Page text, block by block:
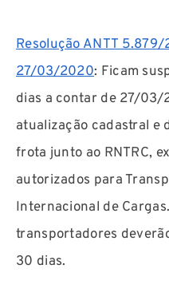
Resolução ANTT
27/03/2020: Ficam
dias a contar de 27/03/
atualização cadastral e
frota junto ao RNTRC,
autorizados para
Internacional de
transportadores
30 dias.